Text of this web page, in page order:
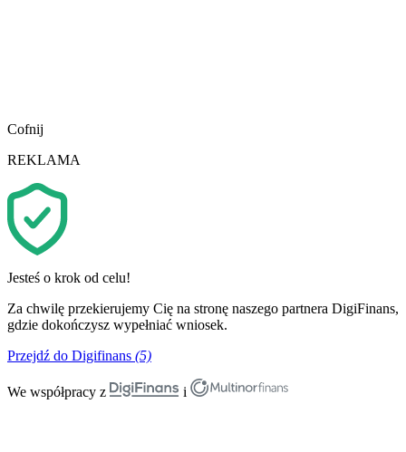
Cofnij
REKLAMA
Jesteś o krok od celu!
Za chwilę przekierujemy Cię na stronę naszego partnera DigiFinans,
gdzie dokończysz wypełniać wniosek.
Przejdź do Digifinans (5)
We współpracy z i